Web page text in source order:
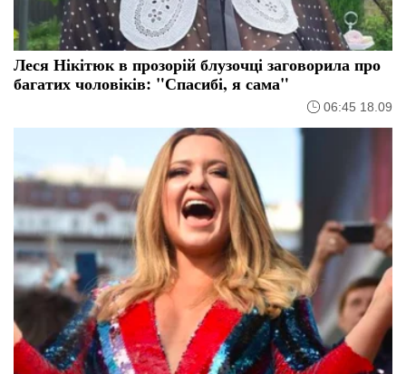
Леся Нікітюк в прозорій блузочці заговорила про
багатих чоловіків: "Спасибі, я сама"
06:45 18.09